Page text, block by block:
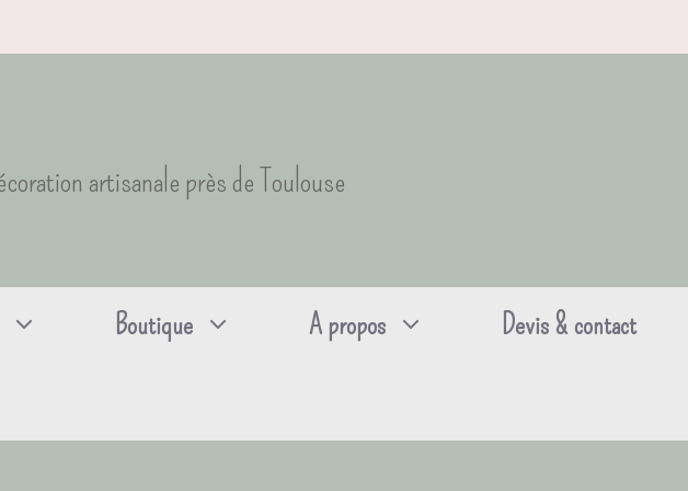
artisanale près de Toulouse
Boutique A propos Devis & contact